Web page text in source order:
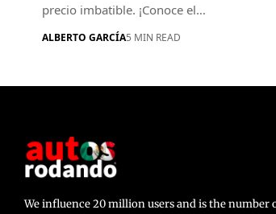
precio imbatible. ¡Conoce el…
ALBERTO GARCÍA5 MIN READ
We influence 20 million users and is the